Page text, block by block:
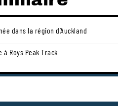
dans la région d’Auckland
à Roys Peak Track